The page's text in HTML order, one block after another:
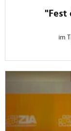
"Fest
im